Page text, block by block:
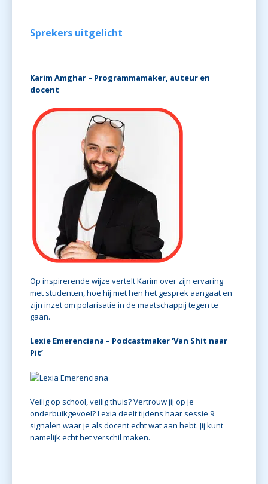
Sprekers uitgelicht
Karim Amghar – Programmamaker, auteur en
docent
Op inspirerende wijze vertelt Karim over zijn ervaring
met studenten, hoe hij met hen het gesprek aangaat en
zijn inzet om polarisatie in de maatschappij tegen te
gaan.
Lexie Emerenciana – Podcastmaker ‘Van Shit naar
Pit’
Veilig op school, veilig thuis? Vertrouw jij op je
onderbuikgevoel? Lexia deelt tijdens haar sessie 9
signalen waar je als docent echt wat aan hebt. Jij kunt
namelijk echt het verschil maken.